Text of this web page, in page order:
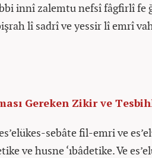
innî zalemtu nefsî fâgfirlî
lî sadrî ve yessir lî emrî
Gereken Zikir ve
sebâte fil-emri ve
ve husne ‘ıbâdetike. Ve